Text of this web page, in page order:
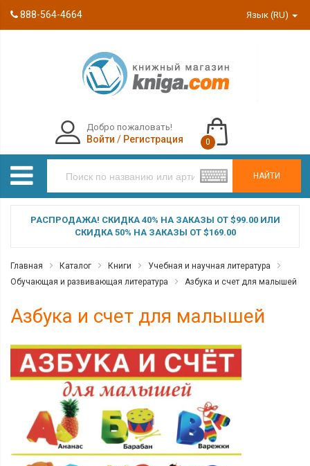
888-564-4664 Язык (RU)
НАЙТИ
Добро пожаловать!
Войти / Регистрация 0
РАСПРОДАЖА! СКИДКА 40% НА ЗАКАЗЫ ОТ $99.00 ИЛИ
СКИДКА 50% НА ЗАКАЗЫ ОТ $169.00
Главная Каталог Книги
Учебная и научная литература
Обучающая и развивающая литература
Азбука и счет для малышей
Азбука и счет для малышей